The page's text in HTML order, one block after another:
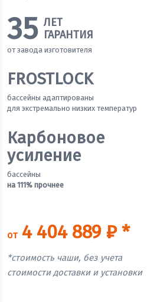
35 ЛЕТ
ГАРАНТИЯ
от завода изготовителя
FROSTLOCK
бассейны адаптированы
для экстремально низких температур
Карбоновое
усиление
бассейны
на 111% прочнее
от4 404 889 ₽ *
*стоимость чаши, без учета
стоимости доставки и установки